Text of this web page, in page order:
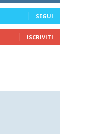
SEGUI
ISCRIVITI